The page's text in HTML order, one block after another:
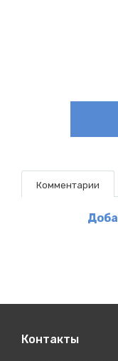
Комментарии
Контакты